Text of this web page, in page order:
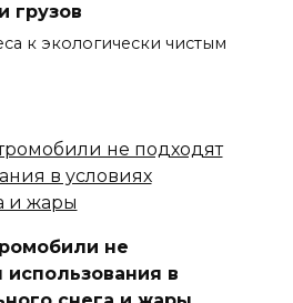
грузов
к экологически чистым
не
в